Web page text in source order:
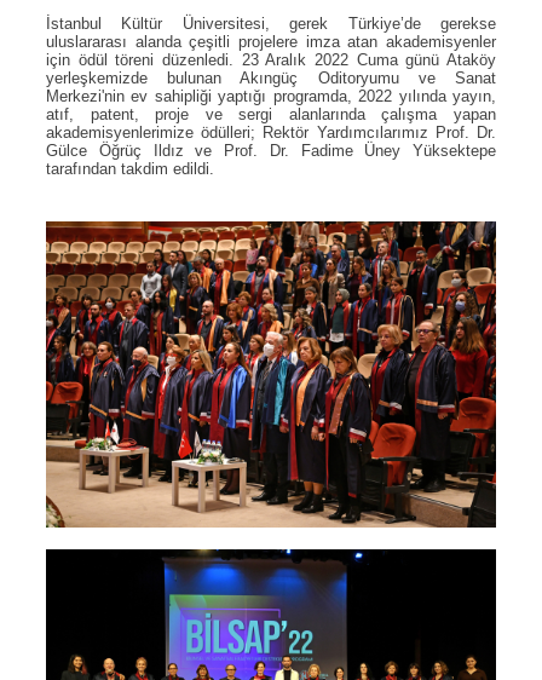
İstanbul Kültür Üniversitesi, gerek Türkiye’de gerekse
uluslararası alanda çeşitli projelere imza atan akademisyenler
için ödül töreni düzenledi. 23 Aralık 2022 Cuma günü Ataköy
yerleşkemizde bulunan Akıngüç Oditoryumu ve Sanat
Merkezi'nin ev sahipliği yaptığı programda, 2022 yılında yayın,
atıf, patent, proje ve sergi alanlarında çalışma yapan
akademisyenlerimize ödülleri; Rektör Yardımcılarımız Prof. Dr.
Gülce Öğrüç Ildız ve Prof. Dr. Fadime Üney Yüksektepe
tarafından takdim edildi.